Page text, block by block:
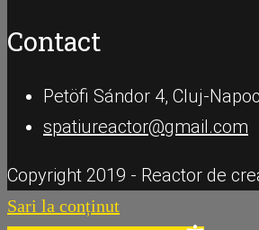
Contact
Petöfi Sándor 4, Cluj-
spatiureactor@gmail.com
Copyright 2019 - Reactor de
Sari la conținut